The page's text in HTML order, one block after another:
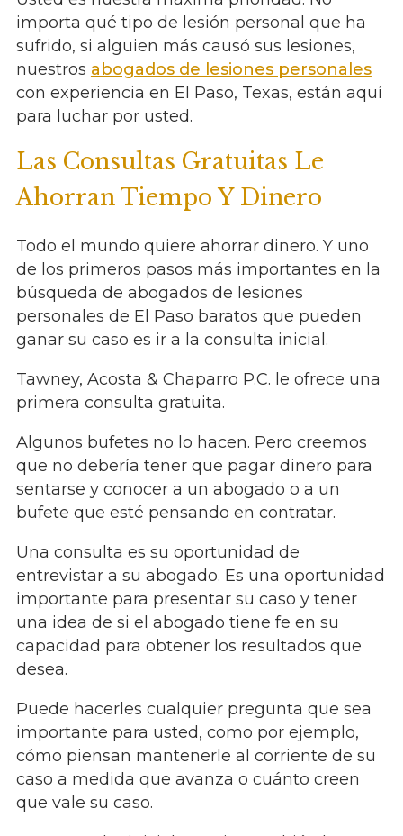
importa qué tipo de lesión personal que ha
sufrido, si alguien más causó sus lesiones,
nuestros abogados de lesiones personales
con experiencia en El Paso, Texas, están aquí
para luchar por usted.
Las Consultas Gratuitas Le
Ahorran Tiempo Y Dinero
Todo el mundo quiere ahorrar dinero. Y uno
de los primeros pasos más importantes en la
búsqueda de abogados de lesiones
personales de El Paso baratos que pueden
ganar su caso es ir a la consulta inicial.
Tawney, Acosta & Chaparro P.C. le ofrece una
primera consulta gratuita.
Algunos bufetes no lo hacen. Pero creemos
que no debería tener que pagar dinero para
sentarse y conocer a un abogado o a un
bufete que esté pensando en contratar.
Una consulta es su oportunidad de
entrevistar a su abogado. Es una oportunidad
importante para presentar su caso y tener
una idea de si el abogado tiene fe en su
capacidad para obtener los resultados que
desea.
Puede hacerles cualquier pregunta que sea
importante para usted, como por ejemplo,
cómo piensan mantenerle al corriente de su
caso a medida que avanza o cuánto creen
que vale su caso.